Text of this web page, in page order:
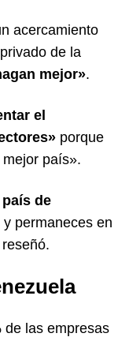
acercamiento
de la
mejor».
el
porque
país».
de
permaneces en
de las empresas